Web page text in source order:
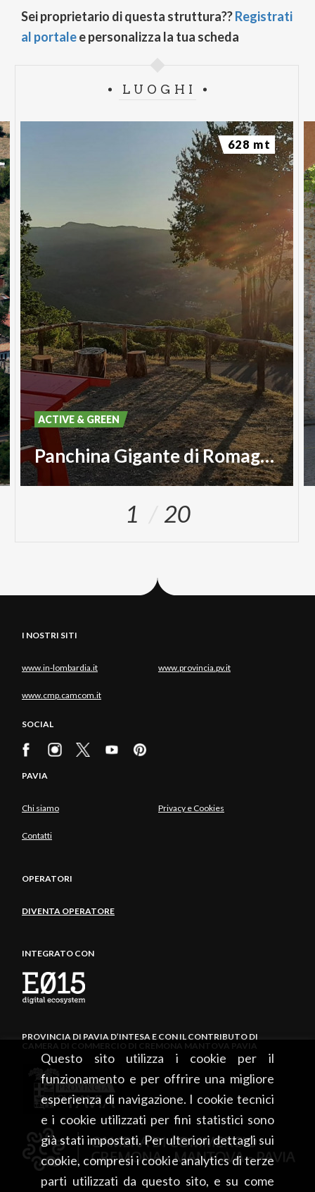
Questo sito utilizza i cookie per il
funzionamento e per offrire una migliore
esperienza di navigazione. I cookie tecnici
e i cookie utilizzati per fini statistici sono
già stati impostati. Per ulteriori dettagli sui
cookie, compresi i cookie analytics di terze
parti utilizzati da questo sito, e su come
Sei proprietario di questa struttura??Registrati
al portalee personalizza la tua scheda
LUOGHI
Panchina Gigante di Romagnese #170
ACTIVE & GREEN
628 mt
1 20
I NOSTRI SITI
www.in-lombardia.it www.provincia.pv.it
www.cmp.camcom.it
SOCIAL
PAVIA
Chi siamo Privacy e Cookies
Contatti
OPERATORI
DIVENTA OPERATORE
INTEGRATO CON
PROVINCIA DI PAVIA D’INTESA E CON IL CONTRIBUTO DI
CAMERA DI COMMERCIO DI CREMONA MANTOVA PAVIA